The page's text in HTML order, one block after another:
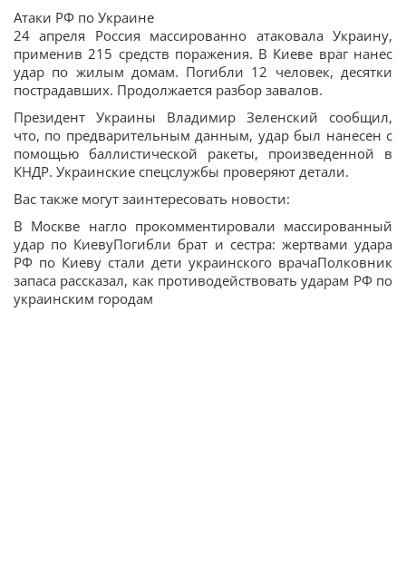
Атаки РФ по Украине
24 апреля Россия массированно атаковала Украину,
применив 215 средств поражения. В Киеве враг нанес
удар по жилым домам. Погибли 12 человек, десятки
пострадавших. Продолжается разбор завалов.
Президент Украины Владимир Зеленский сообщил,
что, по предварительным данным, удар был нанесен с
помощью баллистической ракеты, произведенной в
КНДР. Украинские спецслужбы проверяют детали.
Вас также могут заинтересовать новости:
В Москве нагло прокомментировали массированный
удар по КиевуПогибли брат и сестра: жертвами удара
РФ по Киеву стали дети украинского врачаПолковник
запаса рассказал, как противодействовать ударам РФ по
украинским городам